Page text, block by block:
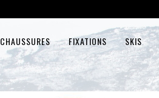
CHAUSSURES FIXATIONS SKIS